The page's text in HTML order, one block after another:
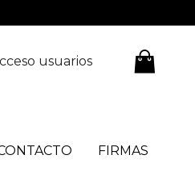
usuarios
FIRMAS